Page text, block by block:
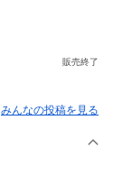
販売終了
みんなの投稿を見る